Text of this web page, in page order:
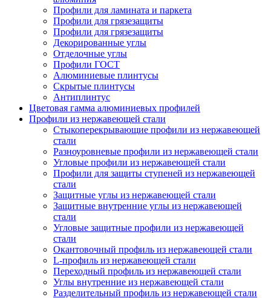
Профили для ламината и паркета
Профили для грязезащиты
Профили для грязезащиты
Декорированные углы
Отделочные углы
Профили ГОСТ
Алюминиевые плинтусы
Скрытые плинтусы
Антиплинтус
Цветовая гамма алюминиевых профилей
Профили из нержавеющей стали
Стыкоперекрывающие профили из нержавеющей
стали
Разноуровневые профили из нержавеющей стали
Угловые профили из нержавеющей стали
Профили для защиты ступеней из нержавеющей
стали
Защитные углы из нержавеющей стали
Защитные внутренние углы из нержавеющей
стали
Угловые защитные профили из нержавеющей
стали
Окантовочный профиль из нержавеющей стали
L-профиль из нержавеющей стали
Переходный профиль из нержавеющей стали
Углы внутренние из нержавеющей стали
Разделительный профиль из нержавеющей стали